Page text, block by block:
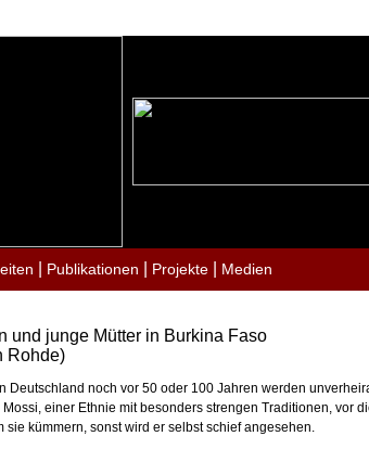
Publikationen Projekte Medien
und junge Mütter in Burkina Faso
Rohde)
Deutschland noch vor 50 oder 100 Jahren werden
einer Ethnie mit besonders strengen Traditionen, vor
sie kümmern, sonst wird er selbst schief angesehen.